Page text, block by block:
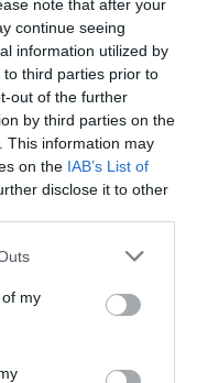
note that after your
continue seeing
information utilized by
third parties prior to
out of the further
by third parties on the
This information may
on the IAB’s List of
disclose it to other
my